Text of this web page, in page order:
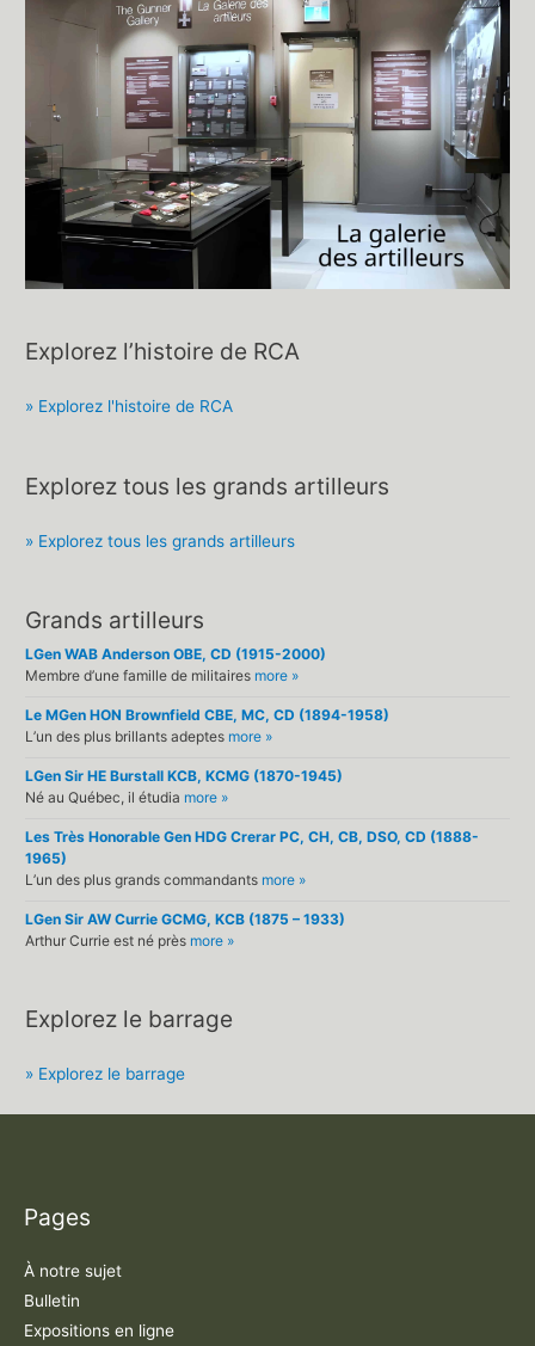
Explorez l’histoire de RCA
» Explorez l'histoire de RCA
Explorez tous les grands artilleurs
» Explorez tous les grands artilleurs
Grands artilleurs
LGen WAB Anderson OBE, CD (1915-2000)
Membre d’une famille de militaires more »
Le MGen HON Brownfield CBE, MC, CD (1894-1958)
L’un des plus brillants adeptes more »
LGen Sir HE Burstall KCB, KCMG (1870-1945)
Né au Québec, il étudia more »
Les Très Honorable Gen HDG Crerar PC, CH, CB, DSO, CD (1888-
1965)
L’un des plus grands commandants more »
LGen Sir AW Currie GCMG, KCB (1875 – 1933)
Arthur Currie est né près more »
Explorez le barrage
» Explorez le barrage
Pages
À notre sujet
Bulletin
Expositions en ligne